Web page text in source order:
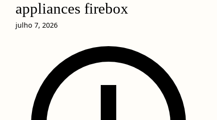
appliances firebox
julho 7, 2026